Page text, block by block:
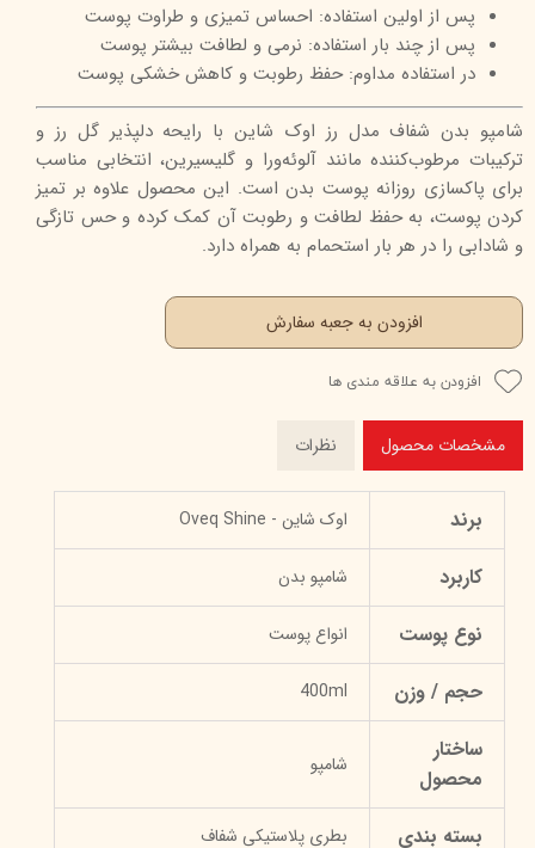
پس از اولین استفاده: احساس تمیزی و طراوت پوست
پس از چند بار استفاده: نرمی و لطافت بیشتر پوست
در استفاده مداوم: حفظ رطوبت و کاهش خشکی پوست
شامپو بدن شفاف مدل رز اوک شاین با رایحه دلپذیر گل رز و
ترکیبات مرطوب‌کننده مانند آلوئه‌ورا و گلیسیرین، انتخابی مناسب
برای پاکسازی روزانه پوست بدن است. این محصول علاوه بر تمیز
کردن پوست، به حفظ لطافت و رطوبت آن کمک کرده و حس تازگی
و شادابی را در هر بار استحمام به همراه دارد.
افزودن به جعبه سفارش
افزودن به علاقه مندی ها
مشخصات محصول نظرات
برند اوک‌ شاین - Oveq Shine
کاربرد شامپو بدن
نوع پوست انواع پوست
حجم / وزن 400ml
ساختار
محصول
شامپو
بسته بندی بطری پلاستیکی شفاف